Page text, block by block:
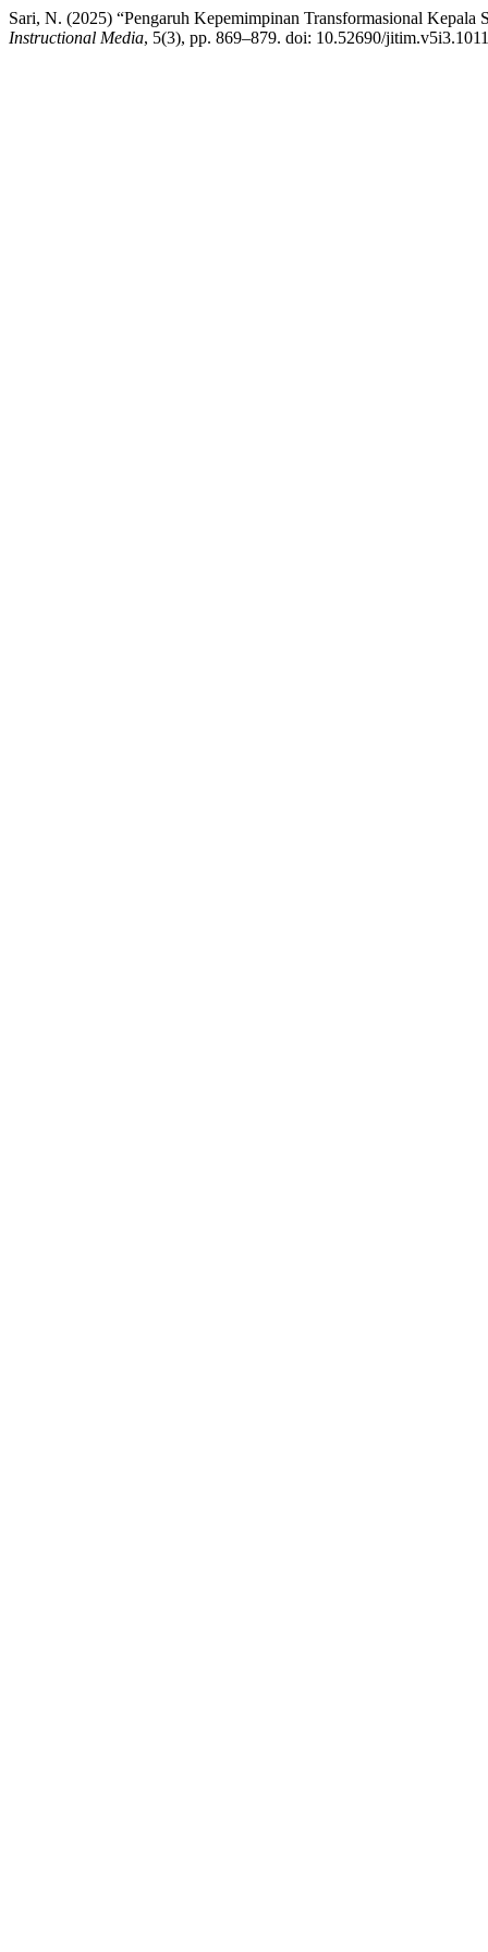
Sari, N. (2025) “Pengaruh Kepemimpinan Transformasional Kepala
Instructional Media, 5(3), pp. 869–879. doi: 10.52690/